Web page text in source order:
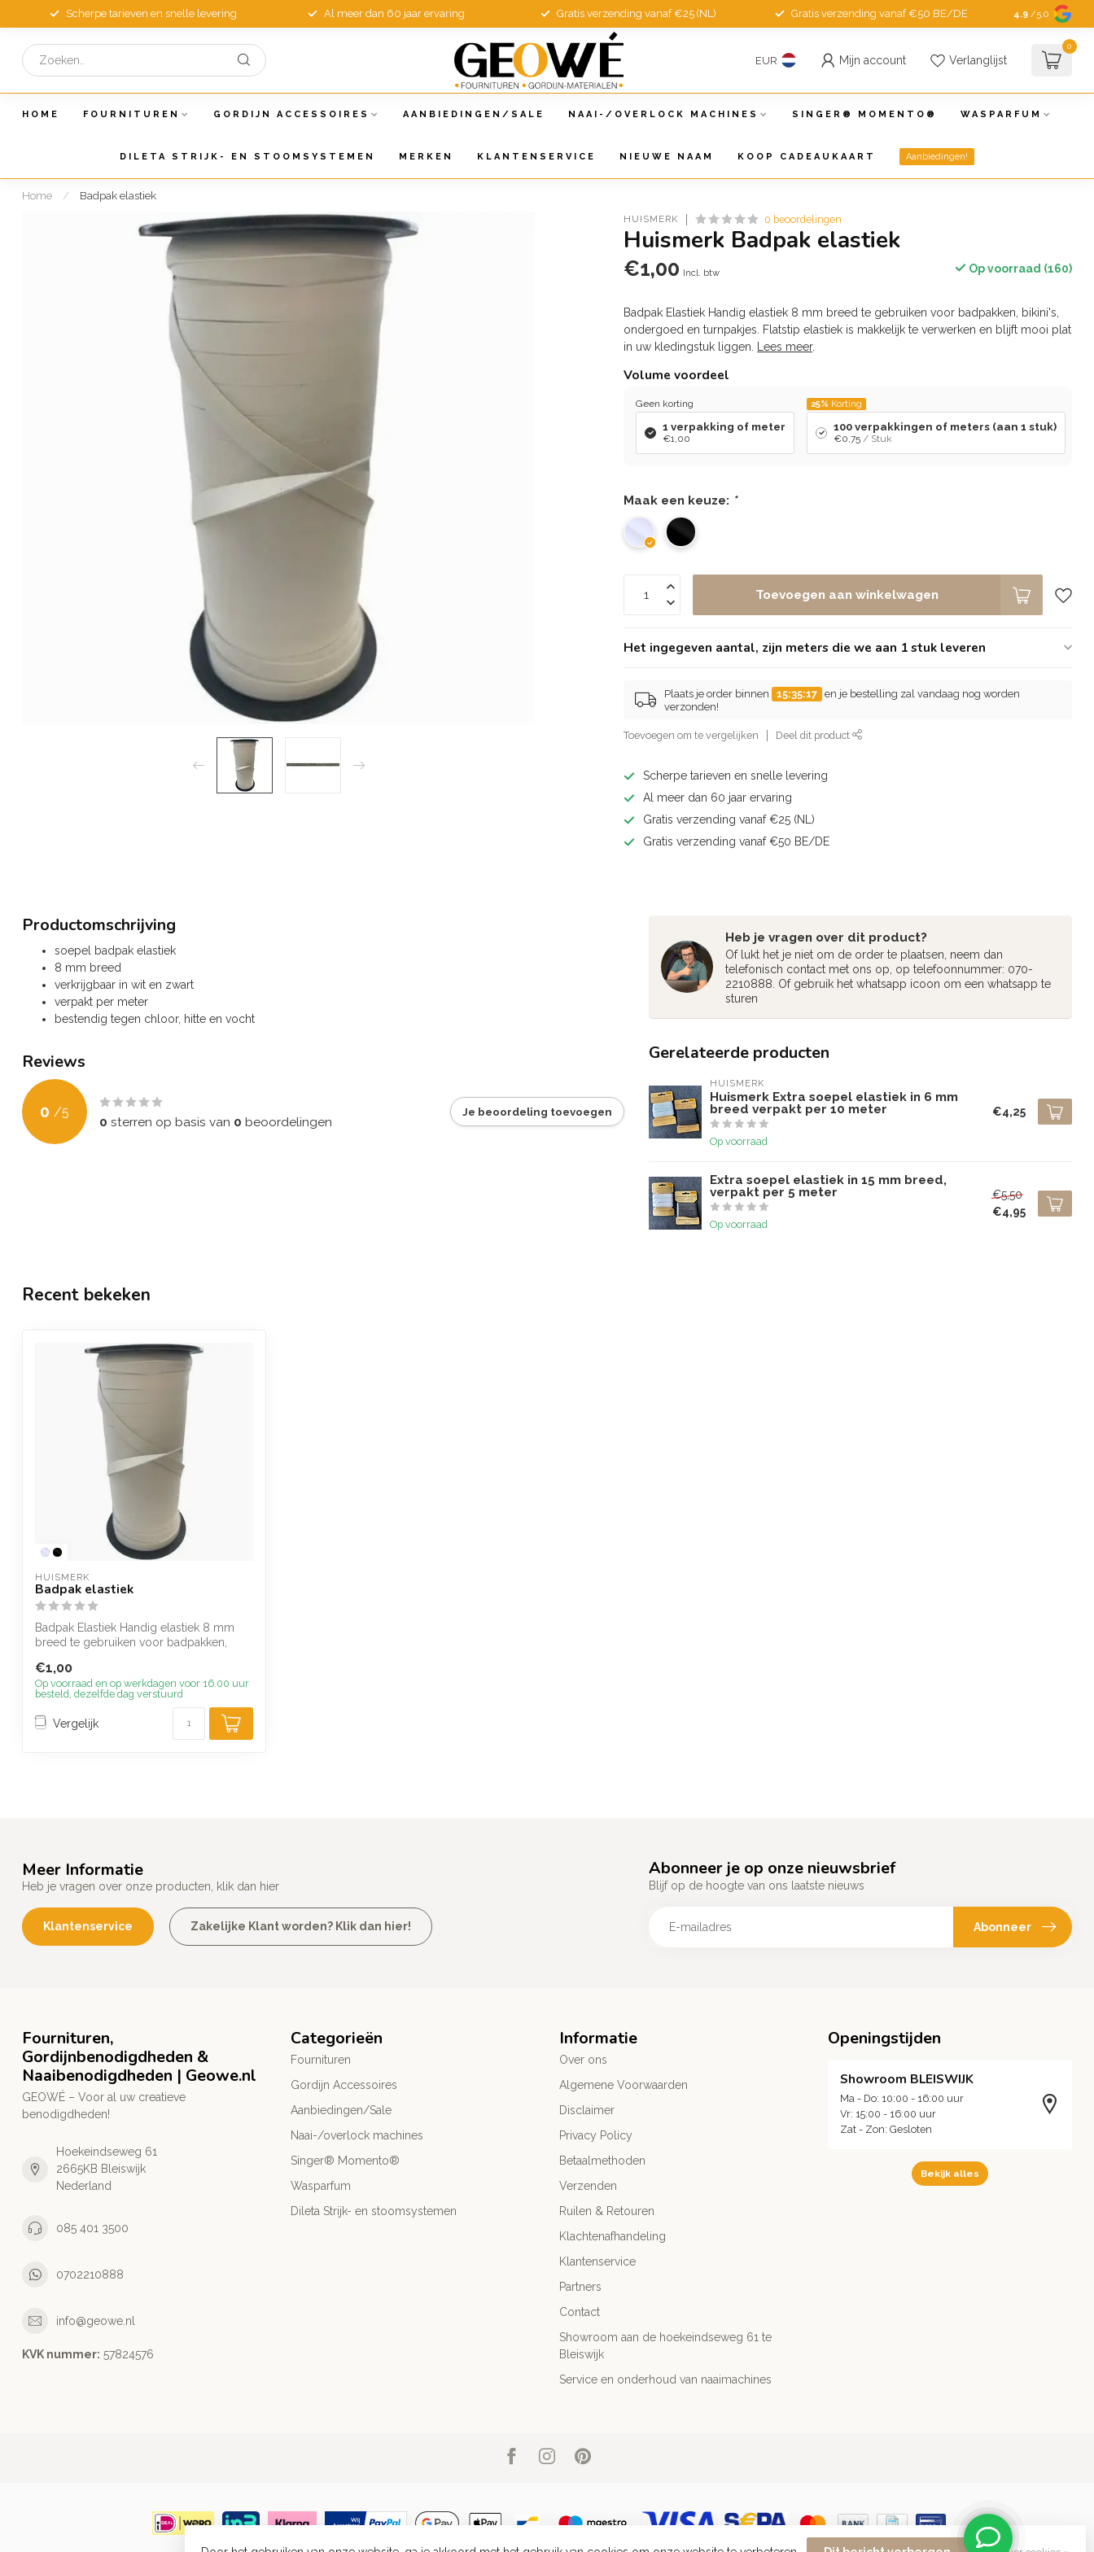
Scherpe tarieven en snelle levering Al meer dan 60 jaar ervaring Gratis verzending vanaf €25 (NL) Gratis verzending vanaf €50 BE/DE 4.9 /5.0
EUR Mijn account Verlanglijst
0
HOME FOURNITUREN GORDIJN ACCESSOIRES AANBIEDINGEN/SALE NAAI-/OVERLOCK MACHINES SINGER® MOMENTO® WASPARFUM
DILETA STRIJK- EN STOOMSYSTEMEN MERKEN KLANTENSERVICE NIEUWE NAAM KOOP CADEAUKAART Aanbiedingen!
Home / Badpak elastiek
HUISMERK 0 beoordelingen
Huismerk Badpak elastiek
€1,00 Incl. btw Op voorraad (160)
Badpak Elastiek Handig elastiek 8 mm breed te gebruiken voor badpakken, bikini's,
ondergoed en turnpakjes. Flatstip elastiek is makkelijk te verwerken en blijft mooi plat
in uw kledingstuk liggen.
Lees meer.
Volume voordeel
Geen korting
1 verpakking of meter
€1,00
25% Korting
100 verpakkingen of meters (aan 1 stuk)
€0,75 / Stuk
Maak een keuze: *
Toevoegen aan winkelwagen
Het ingegeven aantal, zijn meters die we aan 1 stuk leveren
Plaats je order binnen 15:35:17 en je bestelling zal vandaag nog worden
verzonden!
Toevoegen om te vergelijken Deel dit product
Scherpe tarieven en snelle levering
Al meer dan 60 jaar ervaring
Gratis verzending vanaf €25 (NL)
Gratis verzending vanaf €50 BE/DE
Productomschrijving
soepel badpak elastiek
8 mm breed
verkrijgbaar in wit en zwart
verpakt per meter
bestendig tegen chloor, hitte en vocht
Reviews
0 /5
0 sterren op basis van 0 beoordelingen
Je beoordeling toevoegen
Heb je vragen over dit product?
Of lukt het je niet om de order te plaatsen, neem dan
telefonisch contact met ons op, op telefoonnummer: 070-
2210888. Of gebruik het whatsapp icoon om een whatsapp te
sturen
Gerelateerde producten
HUISMERK
Huismerk Extra soepel elastiek in 6 mm
breed verpakt per 10 meter
Op voorraad
€4,25
Extra soepel elastiek in 15 mm breed,
verpakt per 5 meter
Op voorraad
€5,50
€4,95
Recent bekeken
HUISMERK
Badpak elastiek
Badpak Elastiek Handig elastiek 8 mm
breed te gebruiken voor badpakken,
€1,00
Op voorraad en op werkdagen voor 16.00 uur
besteld, dezelfde dag verstuurd
Vergelijk
Meer Informatie
Heb je vragen over onze producten, klik dan hier
Klantenservice Zakelijke Klant worden? Klik dan hier!
Abonneer je op onze nieuwsbrief
Blijf op de hoogte van ons laatste nieuws
Abonneer
Fournituren,
Gordijnbenodigdheden &
Naaibenodigdheden | Geowe.nl
GEOWÉ – Voor al uw creatieve
benodigdheden!
Hoekeindseweg 61
2665KB Bleiswijk
Nederland
085 401 3500
0702210888
info@geowe.nl
KVK nummer: ‭57824576‬
Categorieën
Fournituren
Gordijn Accessoires
Aanbiedingen/Sale
Naai-/overlock machines
Singer® Momento®
Wasparfum
Dileta Strijk- en stoomsystemen
Informatie
Over ons
Algemene Voorwaarden
Disclaimer
Privacy Policy
Betaalmethoden
Verzenden
Ruilen & Retouren
Klachtenafhandeling
Klantenservice
Partners
Contact
Showroom aan de hoekeindseweg 61 te
Bleiswijk
Service en onderhoud van naaimachines
Openingstijden
Showroom BLEISWIJK
Ma - Do: 10:00 - 16:00 uur
Vr: 15:00 - 16:00 uur
Zat - Zon: Gesloten
Bekijk alles